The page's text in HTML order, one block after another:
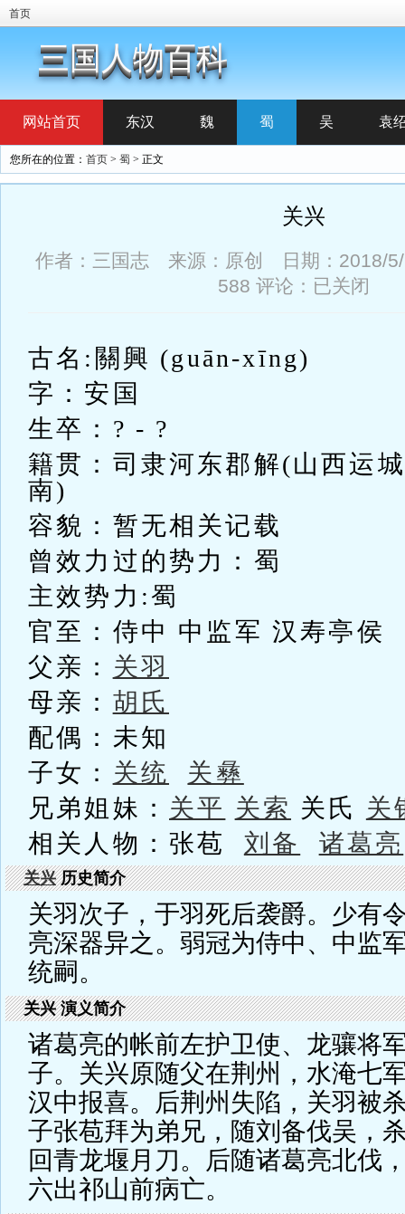
首页
三国人物百科
网站首页 东汉 魏 蜀 吴 袁
您所在的位置： 首页 > 蜀 > 正文
关兴
作者：三国志 来源：原创 日期：2018/
588 评论：已关闭
古名:關興 (guān-xīng)
字：安国
生卒：? - ?
籍贯：司隶河东郡解(山西运
南)
容貌：暂无相关记载
曾效力过的势力：蜀
主效势力:蜀
官至：侍中 中监军 汉寿亭侯
父亲： 关羽
母亲： 胡氏
配偶：未知
子女： 关统
关彝
兄弟姐妹： 关平 关索 关氏 关
相关人物：张苞 刘备 诸葛亮
关兴历史简介
关羽次子，于羽死后袭爵。少有
亮深器异之。弱冠为侍中、中监
统嗣。
关兴 演义简介
诸葛亮的帐前左护卫使、龙骧将
子。关兴原随父在荆州，水淹七
汉中报喜。后荆州失陷，关羽被
子张苞拜为弟兄，随刘备伐吴，
回青龙堰月刀。后随诸葛亮北伐
六出祁山前病亡。